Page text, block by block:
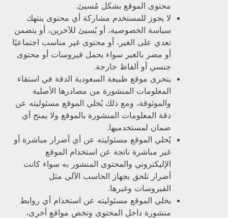
محتوى الموقع بشكل مُسيئ.
لا يجوز للمستخدم مشاركة أي محتوى ينتهك
سياسة الخصوصية، أو يُسيئ للآخرين، أو يتضمن
تعدي على الغير، أو محتوى غير مناسب اجتماعيًا
أو مضر بالغير سواء يحمل فيروسات أو محتوى
جنسي أو ألفاظ خارجة.
يتحرى موقع طبيعة السعودية الدقة في استقاء
المعلومات المنشورة من مصادرها الأصلية
والموثوقة، ومع ذلك يُخلي الموقع مسئوليته عن
دقة المعلومات المنشورة بالموقع ولا يمنح أي
ضمان لمستخدميها.
يُخلي الموقع مسئوليته عن أي أضرار مباشرة أو
غير مباشرة ناتجة عن استخدام الموقع
الإليكتروني والمحتوى المنشور به سواء كانت
أضرار تلحق بجهاز الحاسب الآلي مثل
الفيروسات وغيرها.
يخلي الموقع مسئوليته عن استخدام أي روابط
منشورة داخل المحتوى وتخص مواقع أخرى،